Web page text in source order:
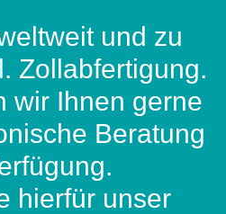
und zu
Zollabfertigung.
wir Ihnen gerne
Beratung
hierfür unser